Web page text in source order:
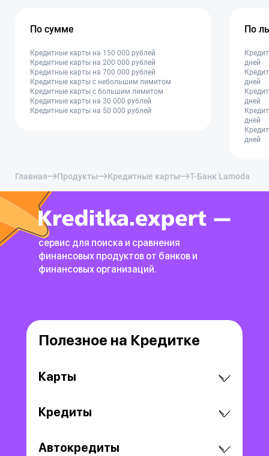
По сумме
Кредитные карты на 150 000 рублей
Кредитные карты на 200 000 рублей
Кредитные карты на 700 000 рублей
Кредитные карты с небольшим лимитом
Кредитные карты с большим лимитом
Кредитные карты на 30 000 рублей
Кредитные карты на 50 000 рублей
По
дней
дней
дней
дней
дней
Главная Продукты Кредитные карты Т-Банк Lamoda
сервис для поиска и сравнения
финансовых продуктов от банков и
финансовых организаций.
Полезное на Кредитке
Карты
Кредиты
Автокредиты